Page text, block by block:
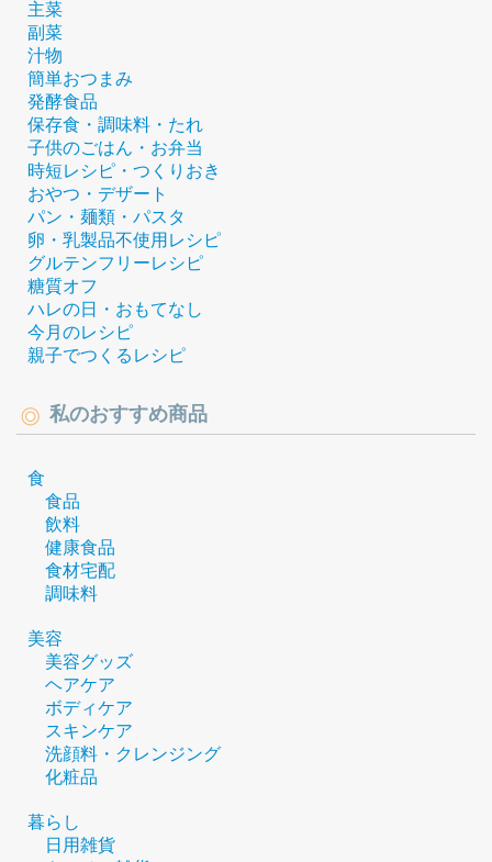
主菜
副菜
汁物
簡単おつまみ
発酵食品
保存食・調味料・たれ
子供のごはん・お弁当
時短レシピ・つくりおき
おやつ・デザート
パン・麺類・パスタ
卵・乳製品不使用レシピ
グルテンフリーレシピ
糖質オフ
ハレの日・おもてなし
今月のレシピ
親子でつくるレシピ
私のおすすめ商品
食
食品
飲料
健康食品
食材宅配
調味料
美容
美容グッズ
ヘアケア
ボディケア
スキンケア
洗顔料・クレンジング
化粧品
暮らし
日用雑貨